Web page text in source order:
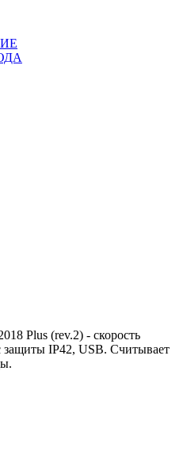
Plus (rev.2) - скорость
защиты IP42, USB. Считывает